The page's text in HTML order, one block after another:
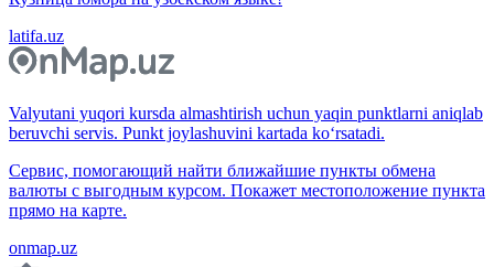
latifa.uz
Valyutani yuqori kursda almashtirish uchun yaqin punktlarni aniqlab
beruvchi servis. Punkt joylashuvini kartada ko‘rsatadi.
Сервис, помогающий найти ближайшие пункты обмена
валюты с выгодным курсом. Покажет местоположение пункта
прямо на карте.
onmap.uz